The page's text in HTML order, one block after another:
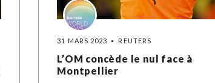
31 MARS 2023 REUTERS
L’OM concède le nul face à
Montpellier